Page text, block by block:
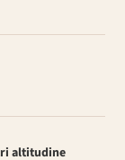
altitudine